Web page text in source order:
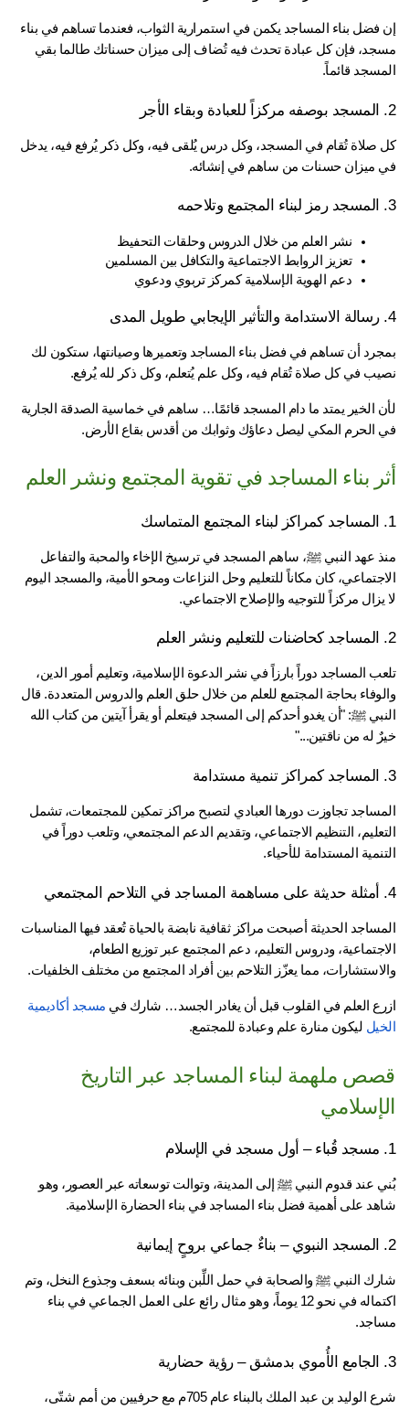
إن فضل بناء المساجد يكمن في استمرارية الثواب، فعندما تساهم في بناء
قائماً.
كل صلاة تُقام في المسجد، وكل درس يُلقى فيه، وكل ذكر يُرفع فيه، يدخل
ميزان حسنات من ساهم في إنشائه.
نشر العلم من خلال الدروس وحلقات التحفيظ
تعزيز الروابط الاجتماعية والتكافل بين المسلمين
دعم الهوية الإسلامية كمركز تربوي ودعوي
بمجرد أن تساهم في فضل بناء المساجد وتعميرها وصيانتها، ستكون لك
في كل صلاة تُقام فيه، وكل علم يُتعلم، وكل ذكر لله يُرفع.
لأن الخير يمتد ما دام المسجد قائمًا… ساهم في خماسية الصدقة الجارية
الحرم المكي ليصل دعاؤك وثوابك من أقدس بقاع الأرض.
بناء المساجد في تقوية المجتمع ونشر العلم
منذ عهد النبي ﷺ، ساهم المسجد في ترسيخ الإخاء والمحبة والتفاعل
الاجتماعي، كان مكاناً للتعليم وحل النزاعات ومحو الأمية، والمسجد اليوم
يزال مركزاً للتوجيه والإصلاح الاجتماعي.
تلعب المساجد دوراً بارزاً في نشر الدعوة الإسلامية، وتعليم أمور الدين،
والوفاء بحاجة المجتمع للعلم من خلال حلق العلم والدروس المتعددة. قال
النبي ﷺ: "أن يغدو أحدكم إلى المسجد فيتعلم أو يقرأ آيتين من كتاب الله
له من ناقتين..."
المساجد تجاوزت دورها العبادي لتصبح مراكز تمكين للمجتمعات، تشمل
المستدامة للأحياء.
المساجد الحديثة أصبحت مراكز ثقافية نابضة بالحياة تُعقد فيها المناسبات
الاجتماعية، ودروس التعليم، دعم المجتمع عبر توزيع الطعام،
مما يعزّز التلاحم بين أفراد المجتمع من مختلف الخلفيات.
العلم في القلوب قبل أن يغادر الجسد… شارك في
مسجد أكاديمية
ليكون منارة علم وعبادة للمجتمع.
ملهمة لبناء المساجد عبر التاريخ
بُني عند قدوم النبي ﷺ إلى المدينة، وتوالت توسعاته عبر العصور، وهو
على أهمية فضل بناء المساجد في بناء الحضارة الإسلامية.
شارك النبي ﷺ والصحابة في حمل اللِّبن وبنائه بسعف وجذوع النخل، وتم
اكتماله في نحو 12 يوماً، وهو مثال رائع على العمل الجماعي في بناء
شرع الوليد بن عبد الملك بالبناء عام 705م مع حرفيين من أمم شتّى،